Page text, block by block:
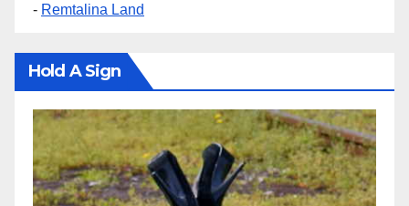
- Remtalina Land
Hold A Sign